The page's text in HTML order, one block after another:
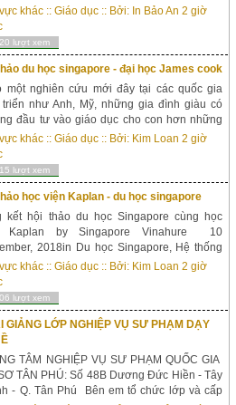
đề can dính, bền chặt, chất lượng in đảm
- Nhiều mẫu mã phong phú, hình hoạt
khác ::Giáo dục :: Bởi: In Bảo An 2 giờ
lượt xem
du học singapore - đại học James cook
một nghiên cứu mới đây tại các quốc gia
triển như Anh, Mỹ, những gia đình giàu có
đầu tư vào giáo dục cho con hơn những
phẩm khác. Các bậc phụ huynh sẽ đưa con
vào hệ thống trường tư ngay từ nhỏ để
con...
khác ::Giáo dục :: Bởi: Kim Loan 2 giờ
lượt xem
học viện Kaplan - du học singapore
kết hội thảo du học Singapore cùng học
Kaplan by Singapore Vinahure 10
2018in Du học Singapore, Hệ thống
Học Bổng Du Học Singapore, Hội
du học Singapore, Tin
on
on Twitter ...
khác ::Giáo dục :: Bởi: Kim Loan 2 giờ
lượt xem
GIẢNG LỚP NGHIỆP VỤ SƯ PHẠM DẠY
TÂM NGHIỆP VỤ SƯ PHẠM QUỐC GIA
TÂN PHÚ: Số 48B Dương Đức Hiền - Tây
- Q. Tân Phú Bên em tổ chức lớp và cấp